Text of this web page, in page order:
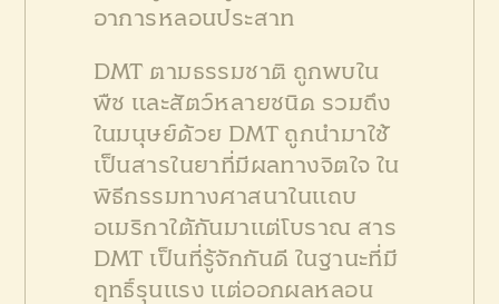
อาการหลอนประสาท
DMT ตามธรรมชาติ ถูกพบใน
พืช และสัตว์หลายชนิด รวมถึง
ในมนุษย์ด้วย DMT ถูกนำมาใช้
เป็นสารในยาที่มีผลทางจิตใจ ใน
พิธีกรรมทางศาสนาในแถบ
อเมริกาใต้กันมาแต่โบราณ สาร
DMT เป็นที่รู้จักกันดี ในฐานะที่มี
ฤทธิ์รุนแรง แต่ออกผลหลอน